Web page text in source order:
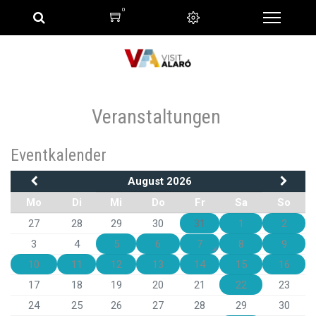
0
Veranstaltungen
Eventkalender
August 2026
Mo
Di Mi Do Fr Sa
So
27
28 29 30 31 1
2
3
4 5 6 7 8
9
10
11 12 13 14 15
16
17
18 19 20 21 22
23
24
25 26 27 28 29 30